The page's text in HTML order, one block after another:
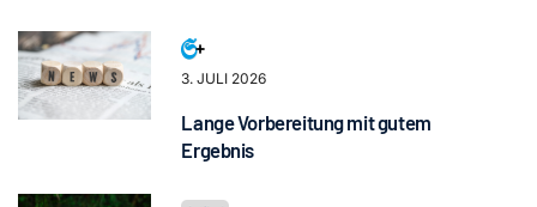
3. JULI 2026
Lange Vorbereitung mit gutem
Ergebnis